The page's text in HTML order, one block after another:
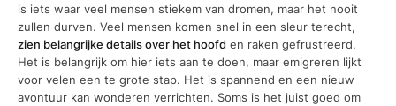
is iets waar veel mensen stiekem van dromen, maar het nooit
zullen durven. Veel mensen komen snel in een sleur terecht,
zien belangrijke details over het hoofd en raken gefrustreerd.
Het is belangrijk om hier iets aan te doen, maar emigreren lijkt
voor velen een te grote stap. Het is spannend en een nieuw
avontuur kan wonderen verrichten. Soms is het juist goed om